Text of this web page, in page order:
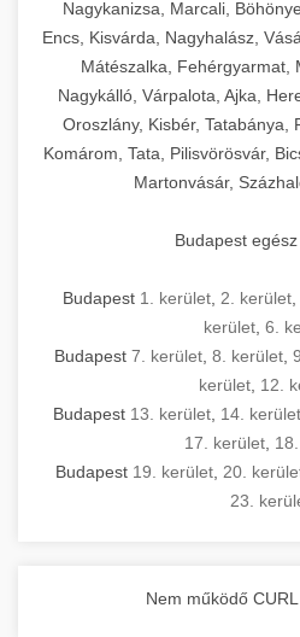
Ipari sütők és
chef-
használatot, miközben
higiéniai
Ipari
választéka - chef-
kereskedelmi hűtőegység és
hőmérsékletet és
rendszerekkel,
technológiával
acél konstrukció és a
karbantartási pontok
élettartamot és az
Ipari mosogatógépek
kereskedelmi mosogatógép
tisztíthatók,
megfelelnek az összes
előírásnak. Különböző
állnak rendelkezésre
kivitelben, az
feldolgozandó
Biztonságos kezelést
számára.
Sajtreszelő gépek
chef-
kereskedelmi
berendezést magában
egy modern,
kereskedelmi konyha
és
főzőberendezésektől
grillsütők, frittőzök)
feldolgozógépeken
kiegészítő eszközökig
megtalál. Szakértő
megfelelő berendezések
konyha optimális
megtervezésében,
üzembe helyezés
garancia, gyors szerviz
támogatás biztosítja az
Nagykonyhai
Nagykanizsa, Marcali,
Encs, Kisvárda, Nagyhalász,
Mátészalka, Fehérgyarmat,
Nagykálló, Várpalota, Ajka,
Oroszlány, Kisbér, Tatabánya,
Komárom, Tata, Pilisvörösvár,
Martonvásár,
Budapest
Budapest 1. kerület 2. kerület
kerület 6.
Budapest 7. kerület, 8. kerület,
kerület 12.
Budapest 13. kerület 14. kerület
17. kerület
Budapest 19. kerület 20.
23.
Nem működő